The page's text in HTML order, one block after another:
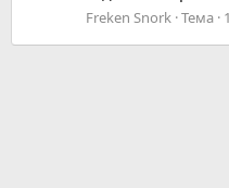
Freken Snork Тема